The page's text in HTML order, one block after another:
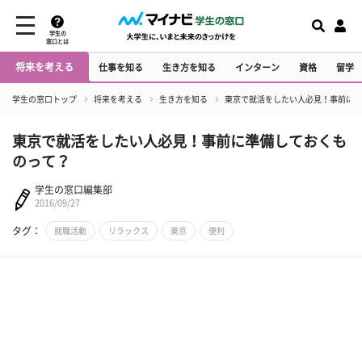
学生の
窓口とは
将来を考える 仕事を知る 生き方を知る インターン 資格 留学
学生の窓口トップ 将来を考える 生き方を知る 東京で就活をしたい人必見！事前に
東京で就活をしたい人必見！事前に準備しておくも
のって？
学生の窓口編集部
2016/09/27
タグ： 就職活動 リラックス 東京 便利